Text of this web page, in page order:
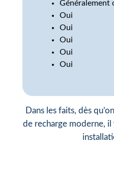
Généralement
Oui
Oui
Oui
Oui
Oui
Dans les faits, dès
de recharge moderne,